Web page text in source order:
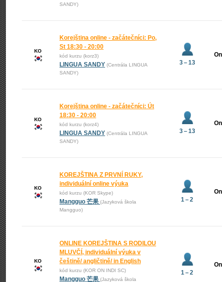
SANDY)
KO
Korejština online - začátečníci: Po,
St 18:30 - 20:00
kód kurzu (korz3)
LINGUA SANDY (Centrála LINGUA
SANDY)
3 – 13
KO
Korejština online - začátečníci: Út
18:30 - 20:00
kód kurzu (korz4)
LINGUA SANDY (Centrála LINGUA
SANDY)
3 – 13
KO
KOREJŠTINA Z PRVNÍ RUKY,
individuální online výuka
kód kurzu (KOR Skype)
Mangguo 芒果 (Jazyková škola
Mangguo)
1 – 2
KO
ONLINE KOREJŠTINA S RODILOU
MLUVČÍ, individuální výuka v
češtině/ angličtině/ in English
kód kurzu (KOR ON INDI SC)
Mangguo 芒果 (Jazyková škola
1 – 2